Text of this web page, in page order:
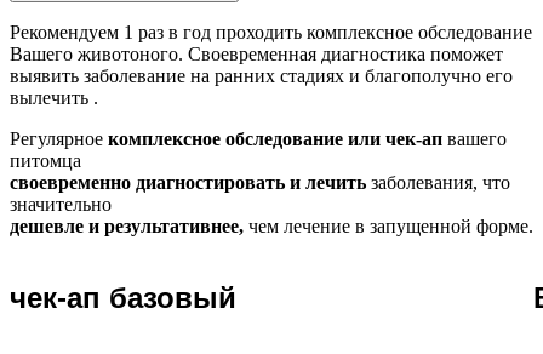
Рекомендуем 1 раз в год проходить комплексное обследование
Вашего животоного. Своевременная диагностика поможет
выявить заболевание на ранних стадиях и благополучно его
вылечить .
Регулярное комплексное обследование или чек-ап вашего
питомца
своевременно диагностировать и лечить заболевания, что
значительно
дешевле и результативнее, чем лечение в запущенной форме.
чек-ап базовый